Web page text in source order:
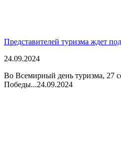
Представителей туризма ждет
24.09.2024
Во Всемирный день туризма, 27
Победы...24.09.2024